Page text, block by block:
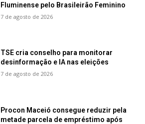
Fluminense pelo Brasileirão Feminino
7 de agosto de 2026
TSE cria conselho para monitorar
desinformação e IA nas eleições
7 de agosto de 2026
Procon Maceió consegue reduzir pela
metade parcela de empréstimo após